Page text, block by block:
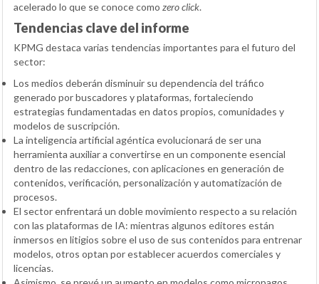
acelerado lo que se conoce como zero click.
Tendencias clave del informe
KPMG destaca varias tendencias importantes para el futuro del
sector:
Los medios deberán disminuir su dependencia del tráfico
generado por buscadores y plataformas, fortaleciendo
estrategias fundamentadas en datos propios, comunidades y
modelos de suscripción.
La inteligencia artificial agéntica evolucionará de ser una
herramienta auxiliar a convertirse en un componente esencial
dentro de las redacciones, con aplicaciones en generación de
contenidos, verificación, personalización y automatización de
procesos.
El sector enfrentará un doble movimiento respecto a su relación
con las plataformas de IA: mientras algunos editores están
inmersos en litigios sobre el uso de sus contenidos para entrenar
modelos, otros optan por establecer acuerdos comerciales y
licencias.